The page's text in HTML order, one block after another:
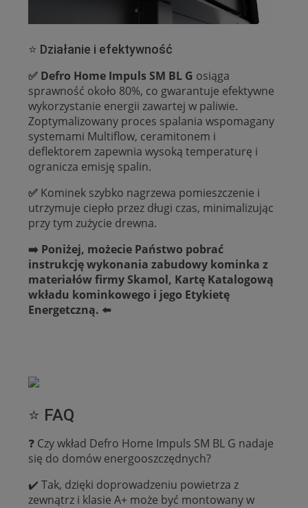
⭐ Działanie i efektywność
✅ Defro Home Impuls SM BL G osiąga
sprawność około 80%, co gwarantuje efektywne
wykorzystanie energii zawartej w paliwie.
Zoptymalizowany proces spalania wspomagany
systemami Multiflow, ceramitonem i
deflektorem zapewnia wysoką temperaturę i
ogranicza emisję spalin.
✅ Kominek szybko nagrzewa pomieszczenie i
utrzymuje ciepło przez długi czas, minimalizując
przy tym zużycie drewna.
➡️ Poniżej, możecie Państwo pobrać
instrukcję wykonania zabudowy kominka z
materiałów firmy Skamol, Kartę Katalogową
wkładu kominkowego i jego Etykietę
Energetczną. ⬅️
⭐ FAQ
❓ Czy wkład Defro Home Impuls SM BL G nadaje
się do domów energooszczędnych?
✔️ Tak, dzięki doprowadzeniu powietrza z
zewnątrz i klasie A+ może być montowany w